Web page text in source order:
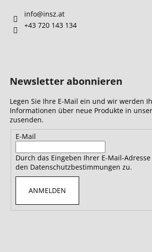
info@insz.at
+43 720 143 134
Newsletter abonnieren
Legen Sie Ihre E-Mail ein und wir werden
Informationen über neue Produkte in
zusenden.
E-Mail
Durch das Eingeben Ihrer E-Mail-
den Datenschutzbestimmungen zu.
ANMELDEN